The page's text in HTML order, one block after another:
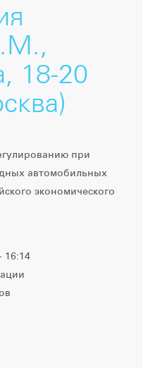
18-20
при
автомобильных
экономического
16:14